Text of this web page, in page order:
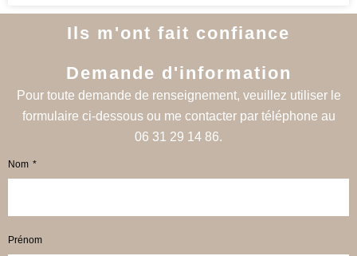
Ils m'ont fait confiance
Demande d'information
Pour toute demande de renseignement, veuillez utiliser le
formulaire ci-dessous ou me contacter par téléphone au
06 31 29 14 86.
Nom
Prénom